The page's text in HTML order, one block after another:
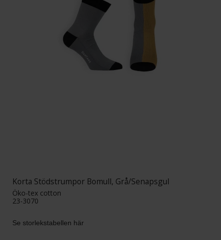
Korta Stödstrumpor Bomull, Grå/Senapsgul
Öko-tex cotton
23-3070
Se storlekstabellen här